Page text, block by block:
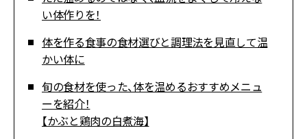
い体作りを！
体を作る食事の食材選びと調理法を見直して温
かい体に
旬の食材を使った、体を温めるおすすめメニュ
ーを紹介！
【かぶと鶏肉の白煮海】